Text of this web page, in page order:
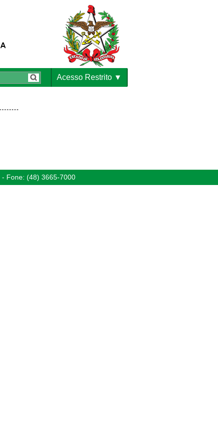
Acesso Restrito
Fone: (48) 3665-7000